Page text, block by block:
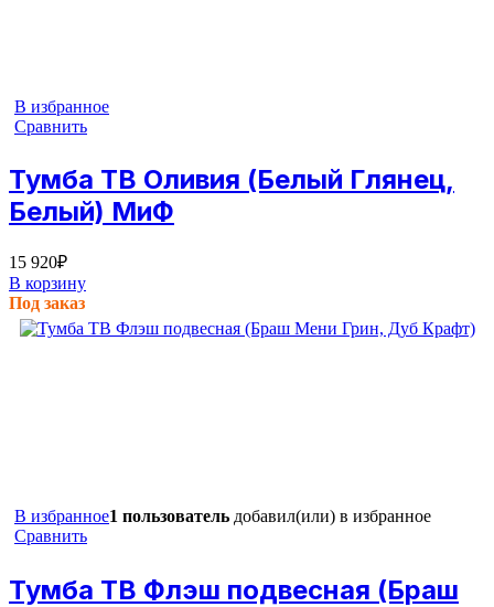
В избранное
Сравнить
Тумба ТВ Оливия (Белый Глянец,
Белый) МиФ
15 920₽
В корзину
Под заказ
В избранное1 пользователь добавил(или) в избранное
Сравнить
Тумба ТВ Флэш подвесная (Браш